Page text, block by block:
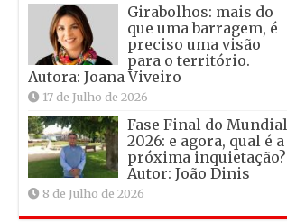
Girabolhos: mais do
que uma barragem, é
preciso uma visão
para o território.
Autora: Joana Viveiro
17 de Julho de 2026
Fase Final do Mundial
2026: e agora, qual é a
próxima inquietação?
Autor: João Dinis
8 de Julho de 2026